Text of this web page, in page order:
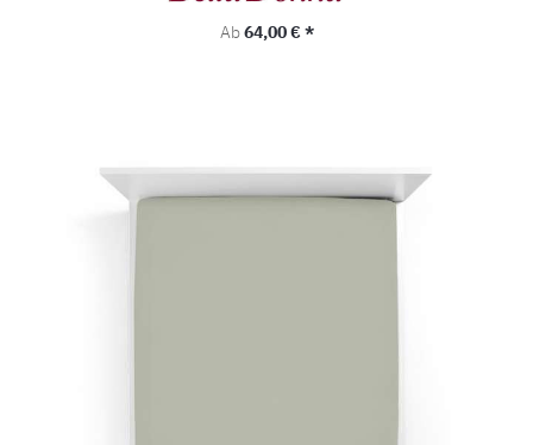
Regulärer Preis:
Ab64,00 € *